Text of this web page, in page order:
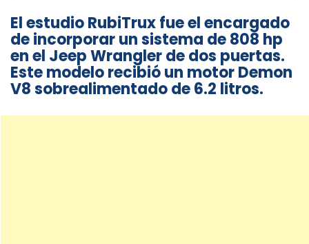
El estudio RubiTrux fue el encargado
de incorporar un sistema de 808 hp
en el Jeep Wrangler de dos puertas.
Este modelo recibió un motor Demon
V8 sobrealimentado de 6.2 litros.